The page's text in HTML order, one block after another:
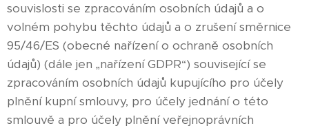
souvislosti se zpracováním osobních údajů a o
volném pohybu těchto údajů a o zrušení směrnice
95/46/ES (obecné nařízení o ochraně osobních
údajů) (dále jen „nařízení GDPR“) související se
zpracováním osobních údajů kupujícího pro účely
plnění kupní smlouvy, pro účely jednání o této
smlouvě a pro účely plnění veřejnoprávních